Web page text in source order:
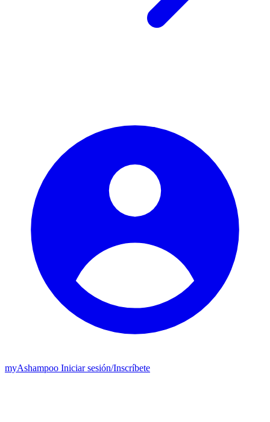
myAshampoo Iniciar sesión/Inscríbete